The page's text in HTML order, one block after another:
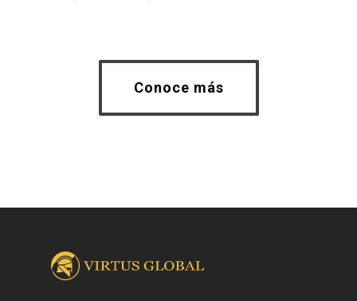
Conoce más